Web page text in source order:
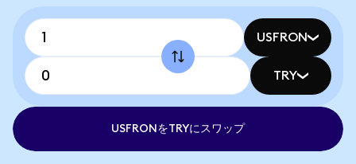
USFRON
TRY
USFRONをTRYにスワップ